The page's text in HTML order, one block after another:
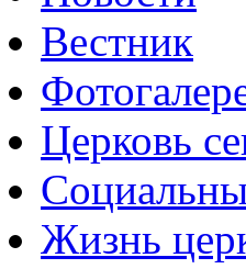
Вестник
Церковь
Жизнь